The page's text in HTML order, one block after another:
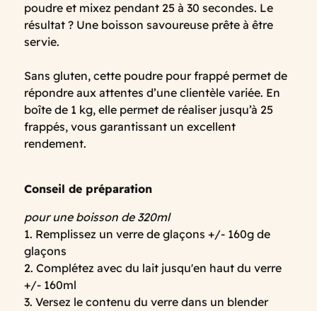
poudre et mixez pendant 25 à 30 secondes. Le
résultat ? Une boisson savoureuse prête à être
servie.
Sans gluten, cette poudre pour frappé permet de
répondre aux attentes d’une clientèle variée. En
boîte de 1 kg, elle permet de réaliser jusqu’à 25
frappés, vous garantissant un excellent
rendement.
Conseil de préparation
pour une boisson de 320ml
1. Remplissez un verre de glaçons +/- 160g de
glaçons
2. Complétez avec du lait jusqu'en haut du verre
+/- 160ml
3. Versez le contenu du verre dans un blender